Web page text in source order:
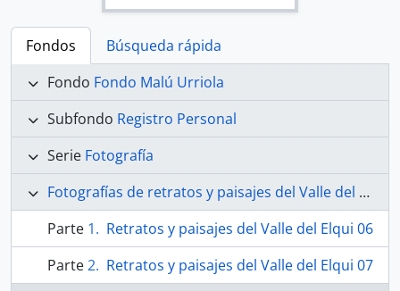
Fondos
Búsqueda rápida
Fondo Fondo Malú Urriola
Subfondo Registro Personal
Serie Fotografía
Fotografías de retratos y paisajes del Valle del Elqui
Parte
Retratos y paisajes del Valle del Elqui 06
Parte
Retratos y paisajes del Valle del Elqui 07